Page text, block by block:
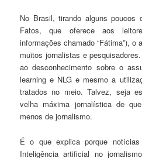
No Brasil, tirando alguns
Fatos, que oferece aos
informações chamado “Fátima”),
muitos jornalistas e
ao desconhecimento sobre o
learning e NLG e mesmo a
tratados no meio. Talvez, seja
velha máxima jornalística de
menos de jornalismo.
É o que explica porque
Inteligência artificial no